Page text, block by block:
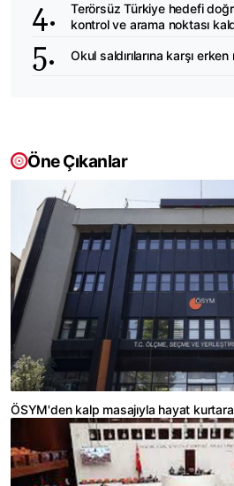
Terörsüz Türkiye hedefi
kontrol ve arama noktası
Okul saldırılarına karşı
Öne Çıkanlar
ÖSYM'den kalp masajıyla hayat